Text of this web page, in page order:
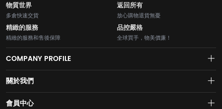
物質世界
多倉快速交貨
返回所有
放心購物退貨無憂
精緻的服務
精緻的服務和售後保障
品控嚴格
全球買手，物美價廉！
COMPANY PROFILE
關於我們
About us
會員中心